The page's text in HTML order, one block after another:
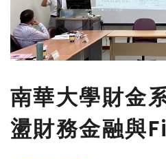
南華大學財金
盪財務金融與